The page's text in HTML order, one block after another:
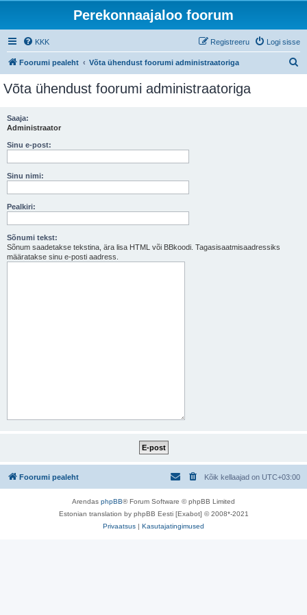
Perekonnaajaloo foorum
KKK Logi sisse
Registreeru
Foorumi pealeht Võta ühendust foorumi administraatoriga
Võta ühendust foorumi administraatoriga
Saaja:
Administraator
Sinu e-post:
Sinu nimi:
Pealkiri:
Sõnumi tekst:
Sõnum saadetakse tekstina, ära lisa HTML või BBkoodi. Tagasisaatmisaadressiks
määratakse sinu e-posti aadress.
Foorumi pealeht Kõik kellaajad on UTC+03:00
Arendas phpBB® Forum Software © phpBB Limited
Estonian translation by phpBB Eesti [Exabot] © 2008*-2021
Privaatsus | Kasutajatingimused